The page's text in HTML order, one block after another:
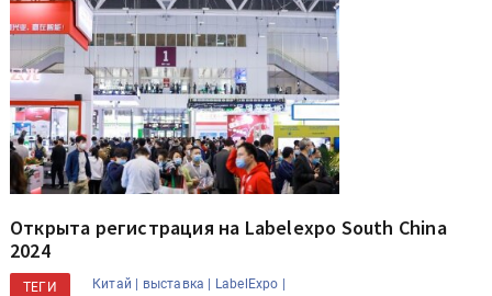
Открыта регистрация на Labelexpo South China
2024
ТЕГИ Китай | выставка | LabelExpo |